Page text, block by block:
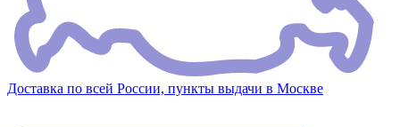
Доставка по всей России, пункты выдачи в Москве